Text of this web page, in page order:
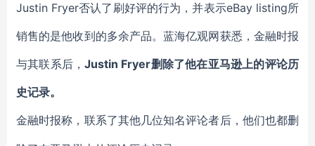
Justin Fryer否认了刷好评的行为，并表示eBay listing所
销售的是他收到的多余产品。蓝海亿观网获悉，金融时报
与其联系后，Justin Fryer删除了他在亚马逊上的评论历
史记录。
金融时报称，联系了其他几位知名评论者后，他们也都删